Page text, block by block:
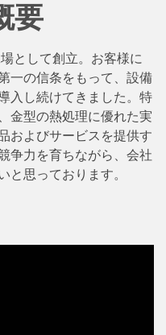
要
として創立。お客様に
一の信条をもって、設備
入し続けてきました。特
金型の熱処理に優れた実
およびサービスを提供す
争力を育ちながら、会社
と思っております。